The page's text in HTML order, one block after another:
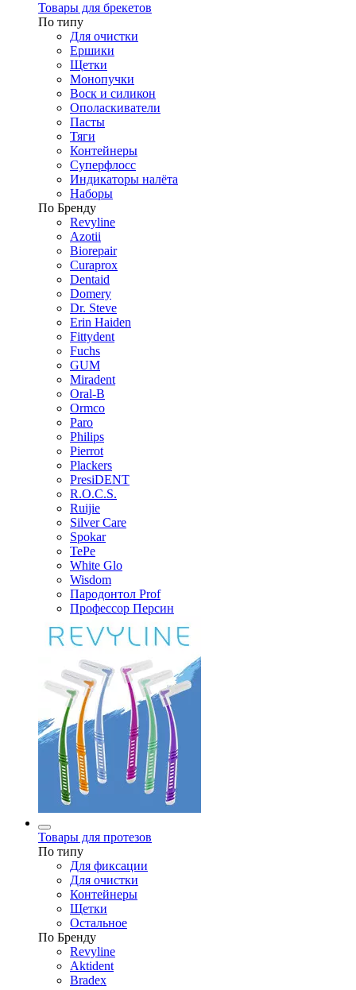
Товары для брекетов
По типу
Для очистки
Ершики
Щетки
Монопучки
Воск и силикон
Ополаскиватели
Пасты
Тяги
Контейнеры
Суперфлосс
Индикаторы налёта
Наборы
По Бренду
Revyline
Azotii
Biorepair
Curaprox
Dentaid
Domery
Dr. Steve
Erin Haiden
Fittydent
Fuchs
GUM
Miradent
Oral-B
Ormco
Paro
Philips
Pierrot
Plackers
PresiDENT
R.O.C.S.
Ruijie
Silver Care
Spokar
TePe
White Glo
Wisdom
Пародонтол Prof
Профессор Персин
Товары для протезов
По типу
Для фиксации
Для очистки
Контейнеры
Щетки
Остальное
По Бренду
Revyline
Aktident
Bradex